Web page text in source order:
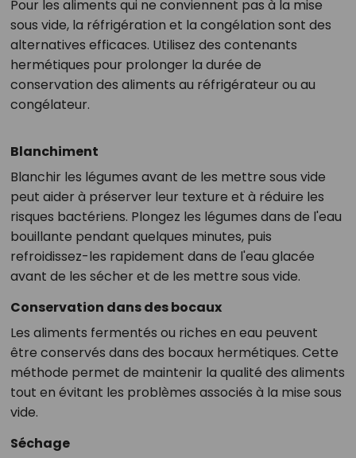
Pour les aliments qui ne conviennent pas à la mise
sous vide, la réfrigération et la congélation sont des
alternatives efficaces. Utilisez des contenants
hermétiques pour prolonger la durée de
conservation des aliments au réfrigérateur ou au
congélateur.
Blanchiment
Blanchir les légumes avant de les mettre sous vide
peut aider à préserver leur texture et à réduire les
risques bactériens. Plongez les légumes dans de l'eau
bouillante pendant quelques minutes, puis
refroidissez-les rapidement dans de l'eau glacée
avant de les sécher et de les mettre sous vide.
Conservation dans des bocaux
Les aliments fermentés ou riches en eau peuvent
être conservés dans des bocaux hermétiques. Cette
méthode permet de maintenir la qualité des aliments
tout en évitant les problèmes associés à la mise sous
vide.
Séchage